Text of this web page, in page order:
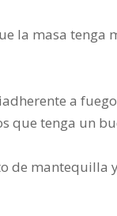
la masa tenga
a
que tenga un
de mantequilla